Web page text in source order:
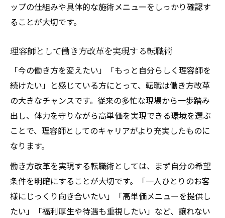
ップの仕組みや具体的な施術メニューをしっかり確認す
ることが大切です。
理容師として働き方改革を実現する転職術
「今の働き方を変えたい」「もっと自分らしく理容師を
続けたい」と感じている方にとって、転職は働き方改革
の大きなチャンスです。従来の多忙な現場から一歩踏み
出し、体力を守りながら高単価を実現できる環境を選ぶ
ことで、理容師としてのキャリアがより充実したものに
なります。
働き方改革を実現する転職術としては、まず自分の希望
条件を明確にすることが大切です。「一人ひとりのお客
様にじっくり向き合いたい」「高単価メニューを提供し
たい」「福利厚生や待遇も重視したい」など、譲れない